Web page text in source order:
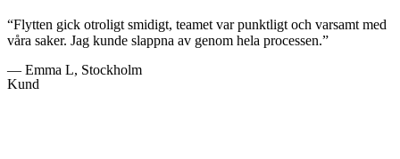
“Flytten gick otroligt smidigt, teamet var punktligt och varsamt med
våra saker. Jag kunde slappna av genom hela processen.”
— Emma L, Stockholm
Kund